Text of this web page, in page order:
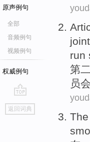
原声例句
全部
音频例句
视频例句
权威例句
go
top
返回词典
joint
run
第
员会